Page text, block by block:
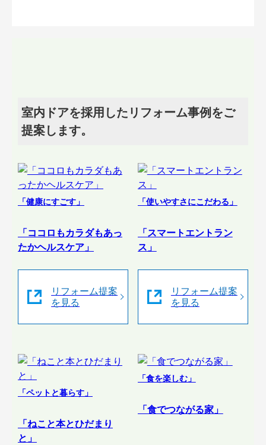
室内ドアを採用したリフォーム事例をご
提案します。
「健康にすごす」
「ココロもカラダもあっ
たかヘルスケア」
リフォーム提案
を見る
「使いやすさにこだわる」
「スマートエントラン
ス」
リフォーム提案
を見る
「ペットと暮らす」
「ねこと本とひだまり
と」
「食を楽しむ」
「食でつながる家」